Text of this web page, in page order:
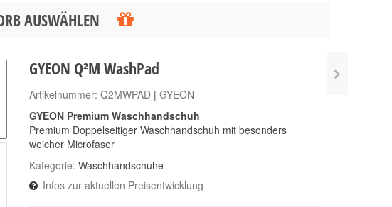
AUSWÄHLEN
GYEON Q²M WashPad
Artikelnummer:Q2MWPAD |GYEON
GYEON Premium Waschhandschuh
Premium Doppelseitiger Waschhandschuh mit besonders
weicher Microfaser
Kategorie:Waschhandschuhe
Infos zur aktuellen Preisentwicklung